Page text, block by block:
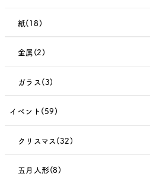
紙(18)
金属(2)
ガラス(3)
イベント(59)
クリスマス(32)
五月人形(8)